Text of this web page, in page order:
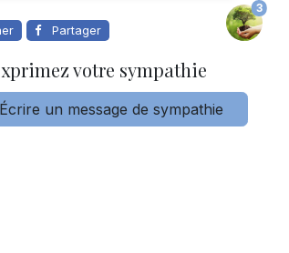
Partager
3
votre sympathie
Écrire un message de sympathie